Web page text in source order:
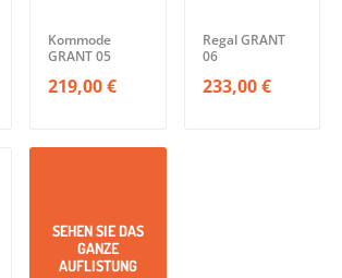
Kommode
GRANT 05
219,00 €
Regal GRANT
06
233,00 €
SEHEN SIE DAS
GANZE
AUFLISTUNG